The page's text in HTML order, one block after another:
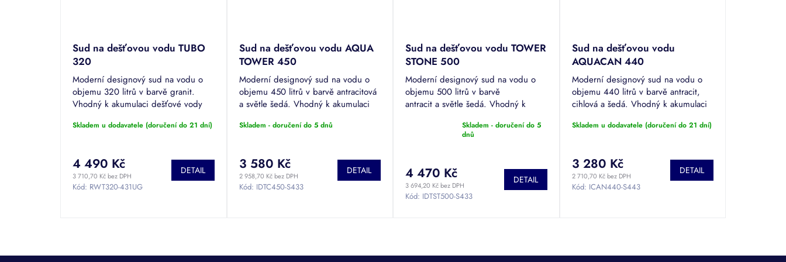
Sud na dešťovou vodu TUBO
320
Moderní designový sud na vodu o
objemu 320 litrů v barvě granit.
Vhodný k akumulaci dešťové vody
Povrchová úprava PREMIUM.
Skladem u dodavatele (doručení do 21 dní)
3 710,70 Kč bez DPH
4 490 Kč DETAIL
Kód: RWT320-431UG
Sud na dešťovou vodu AQUA
TOWER 450
Moderní designový sud na vodu o
objemu 450 litrů v barvě antracitová
a světle šedá. Vhodný k akumulaci
zahrady i terasy. Povrchová úprava
Skladem - doručení do 5 dnů
2 958,70 Kč bez DPH
3 580 Kč DETAIL
Kód: IDTC450-S433
Sud na dešťovou vodu TOWER
STONE 500
Moderní designový sud na vodu o
objemu 500 litrů v barvě
antracit a světle šedá. Vhodný k
a mytí auta. Povrchová úprava
5,0
z
5
Skladem - doručení do 5
dnů
3 694,20 Kč bez DPH
4 470 Kč DETAIL
Kód: IDTST500-S433
Sud na dešťovou vodu
AQUACAN 440
Moderní designový sud na vodu o
objemu 440 litrů v barvě antracit,
cihlová a šedá. Vhodný k akumulaci
zahradu i terasu. Povrchová úprava...
Skladem u dodavatele (doručení do 21 dní)
2 710,70 Kč bez DPH
3 280 Kč DETAIL
Kód: ICAN440-S443